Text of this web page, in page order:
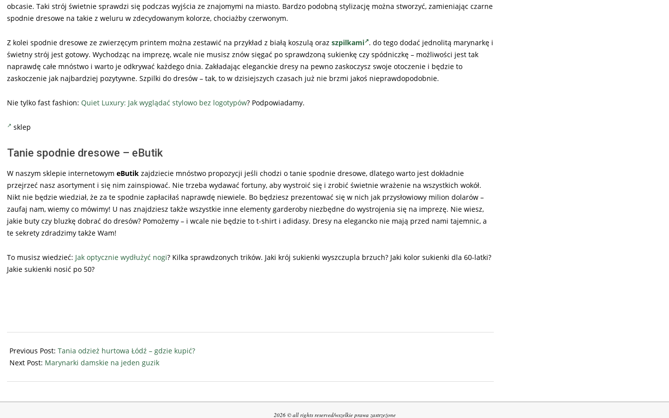
obcasie. Taki strój świetnie sprawdzi się podczas wyjścia ze znajomymi na miasto. Bardzo podobną stylizację można stworzyć, zamieniając czarne
spodnie dresowe na takie z weluru w zdecydowanym kolorze, chociażby czerwonym.
Z kolei spodnie dresowe ze zwierzęcym printem można zestawić na przykład z białą koszulą oraz szpilkami . do tego dodać jednolitą marynarkę i
świetny strój jest gotowy. Wychodząc na imprezę, wcale nie musisz znów sięgać po sprawdzoną sukienkę czy spódniczkę – możliwości jest tak
naprawdę całe mnóstwo i warto je odkrywać każdego dnia. Zakładając eleganckie dresy na pewno zaskoczysz swoje otoczenie i będzie to
zaskoczenie jak najbardziej pozytywne. Szpilki do dresów – tak, to w dzisiejszych czasach już nie brzmi jakoś nieprawdopodobnie.
Nie tylko fast fashion: Quiet Luxury: Jak wyglądać stylowo bez logotypów? Podpowiadamy.
sklep
Tanie spodnie dresowe – eButik
W naszym sklepie internetowym eButik zajdziecie mnóstwo propozycji jeśli chodzi o tanie spodnie dresowe, dlatego warto jest dokładnie
przejrzeć nasz asortyment i się nim zainspiować. Nie trzeba wydawać fortuny, aby wystroić się i zrobić świetnie wrażenie na wszystkich wokół.
Nikt nie będzie wiedział, że za te spodnie zapłaciłaś naprawdę niewiele. Bo będziesz prezentować się w nich jak przysłowiowy milion dolarów –
zaufaj nam, wiemy co mówimy! U nas znajdziesz także wszystkie inne elementy garderoby niezbędne do wystrojenia się na imprezę. Nie wiesz,
jakie buty czy bluzkę dobrać do dresów? Pomożemy – i wcale nie będzie to t-shirt i adidasy. Dresy na elegancko nie mają przed nami tajemnic, a
te sekrety zdradzimy także Wam!
To musisz wiedzieć: Jak optycznie wydłużyć nogi? Kilka sprawdzonych trików. Jaki krój sukienki wyszczupla brzuch? Jaki kolor sukienki dla 60-latki?
Jakie sukienki nosić po 50?
07-
08
Previous Post: Tania odzież hurtowa Łódź – gdzie kupić?
Next Post: Marynarki damskie na jeden guzik
2026 © all rights reserved/wszelkie prawa zastrzeżone